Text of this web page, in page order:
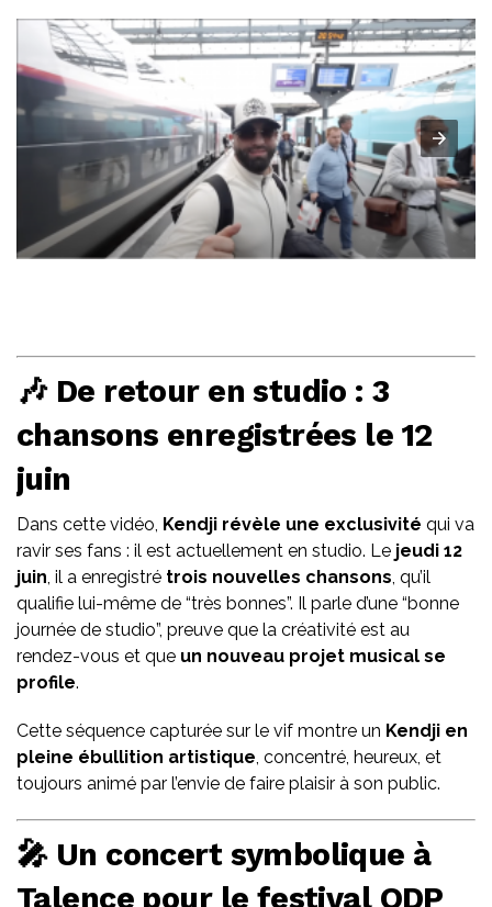
🎶 De retour en studio : 3
chansons enregistrées le 12
juin
Dans cette vidéo, Kendji révèle une exclusivité qui va
ravir ses fans : il est actuellement en studio. Le jeudi 12
juin , il a enregistré trois nouvelles chansons , qu’il
qualifie lui-même de “très bonnes”. Il parle d’une “bonne
journée de studio”, preuve que la créativité est au
rendez-vous et que un nouveau projet musical se
profile.
Cette séquence capturée sur le vif montre un Kendji en
pleine ébullition artistique , concentré, heureux, et
toujours animé par l’envie de faire plaisir à son public.
🎤 Un concert symbolique à
Talence pour le festival ODP